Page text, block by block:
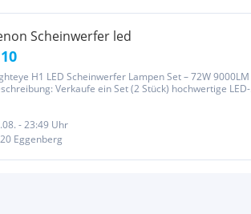
Scheinwerfer led
H1 LED Scheinwerfer Lampen Set – 72W 9000LM
Verkaufe ein Set (2 Stück) hochwertige LED-
und sind ein...
- 23:49 Uhr
Eggenberg